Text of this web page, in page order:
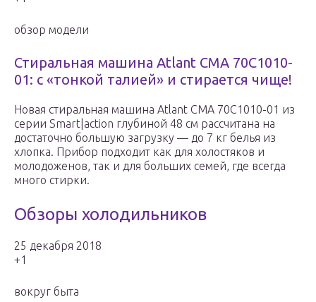
обзор модели
Стиральная машина Atlant СМА 70С1010-
01: с «тонкой талией» и стирается чище!
Новая стиральная машина Atlant СМА 70С1010-01 из
серии Smart|action глубиной 48 см рассчитана на
достаточно большую загрузку — до 7 кг белья из
хлопка. Прибор подходит как для холостяков и
молодоженов, так и для больших семей, где всегда
много стирки.
Обзоры холодильников
25 декабря 2018
+1
вокруг быта